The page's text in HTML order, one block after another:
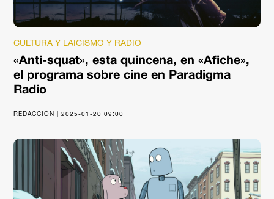
CULTURA Y LAICISMO Y RADIO
«Anti-squat», esta quincena, en «Afiche»,
el programa sobre cine en Paradigma
Radio
REDACCIÓN | 2025-01-20 09:00